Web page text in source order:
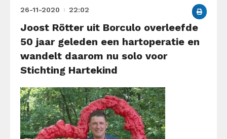
26-11-2020 22:02
Joost Rötter uit Borculo overleefde
50 jaar geleden een hartoperatie en
wandelt daarom nu solo voor
Stichting Hartekind